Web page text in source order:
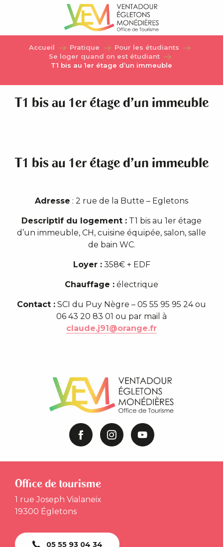
Accueil Pratique
Pour les étudiants
Se loger quand on est étudiant
T1 bis au 1er étage d’un immeuble
T1 bis au 1er étage d’un immeuble
T1 bis au 1er étage d’un immeuble
Adresse : 2 rue de la Butte – Egletons
Descriptif du logement : T1 bis au 1er étage
d’un immeuble, CH, cuisine équipée, salon, salle
de bain WC.
Loyer :358€ + EDF
Chauffage : électrique
Contact : SCI du Puy Nègre – 05 55 95 95 24 ou
06 43 20 83 01 ou par mail à
claude.j91@orange.fr
Office de tourisme
1 rue Joseph Vialaneix
19300 Égletons
05 55 93 04 34